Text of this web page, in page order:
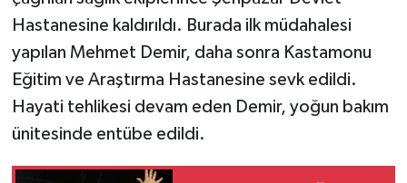
Hastanesine kaldırıldı. Burada ilk müdahalesi
yapılan Mehmet Demir, daha sonra Kastamonu
Eğitim ve Araştırma Hastanesine sevk edildi.
Hayati tehlikesi devam eden Demir, yoğun bakım
ünitesinde entübe edildi.
SİYASET
SPOR HABERLERİ
TEKNOLOJİ